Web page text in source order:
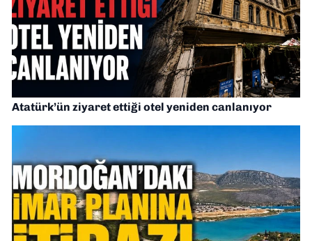
Atatürk’ün ziyaret ettiği otel yeniden canlanıyor